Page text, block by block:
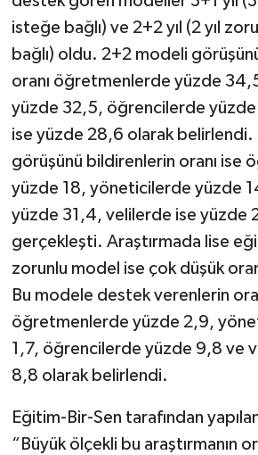
isteğe bağlı) ve 2+2 yıl (2 yıl
bağlı) oldu. 2+2 modeli
oranı öğretmenlerde yüzde
yüzde 32,5, öğrencilerde
ise yüzde 28,6 olarak belirlendi.
görüşünü bildirenlerin oranı ise
yüzde 18, yöneticilerde yüzde
yüzde 31,4, velilerde ise yüzde
gerçekleşti. Araştırmada lise
zorunlu model ise çok düşük
Bu modele destek verenlerin
öğretmenlerde yüzde 2,9,
1,7, öğrencilerde yüzde 9,8 ve
8,8 olarak belirlendi.
Eğitim-Bir-Sen tarafından
“Büyük ölçekli bu araştırmanın